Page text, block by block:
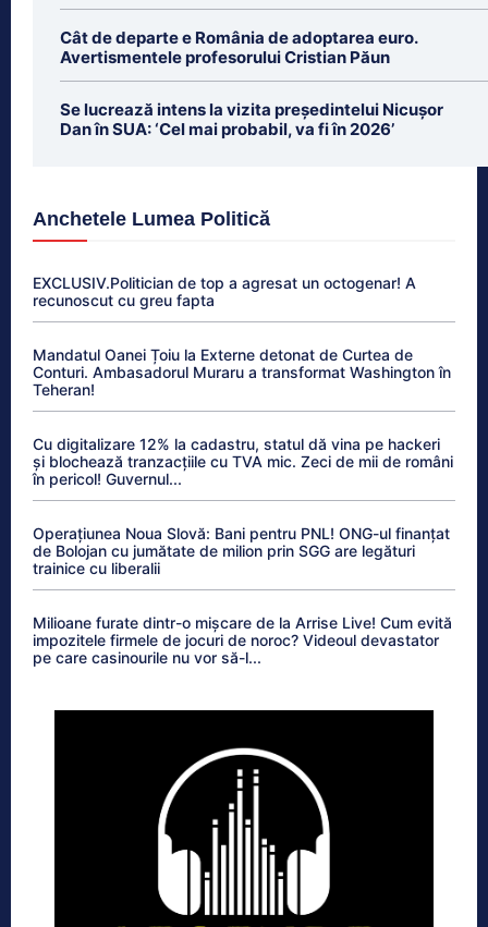
Cât de departe e România de adoptarea euro.
Avertismentele profesorului Cristian Păun
Se lucrează intens la vizita președintelui Nicușor
Dan în SUA: ‘Cel mai probabil, va fi în 2026’
Anchetele Lumea Politică
EXCLUSIV.Politician de top a agresat un octogenar! A
recunoscut cu greu fapta
Mandatul Oanei Țoiu la Externe detonat de Curtea de
Conturi. Ambasadorul Muraru a transformat Washington în
Teheran!
Cu digitalizare 12% la cadastru, statul dă vina pe hackeri
și blochează tranzacțiile cu TVA mic. Zeci de mii de români
în pericol! Guvernul...
Operațiunea Noua Slovă: Bani pentru PNL! ONG-ul finanțat
de Bolojan cu jumătate de milion prin SGG are legături
trainice cu liberalii
Milioane furate dintr-o mișcare de la Arrise Live! Cum evită
impozitele firmele de jocuri de noroc? Videoul devastator
pe care casinourile nu vor să-l...